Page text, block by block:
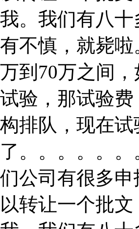
我。我们有八
有不慎，就毙
万到70万之间
试验，那试验
构排队，现在
了。。。。。
们公司有很多
以转让一个批